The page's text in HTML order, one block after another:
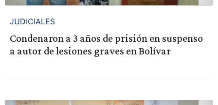
JUDICIALES
Condenaron a 3 años de prisión en suspenso
a autor de lesiones graves en Bolívar